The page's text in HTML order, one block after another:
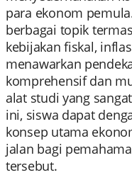
para ekonom
berbagai topik
kebijakan fiskal,
menawarkan
komprehensif dan
alat studi yang
ini, siswa dapat
konsep utama
jalan bagi
tersebut.